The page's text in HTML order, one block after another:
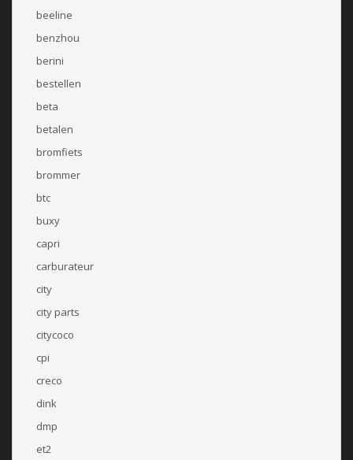
beeline
benzhou
berini
bestellen
beta
betalen
bromfiets
brommer
btc
buxy
capri
carburateur
city
city parts
citycoco
cpi
creco
dink
dmp
et2